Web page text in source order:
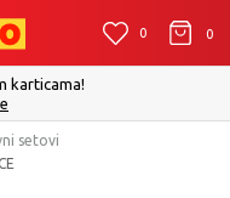
0 0
karticama!
setovi